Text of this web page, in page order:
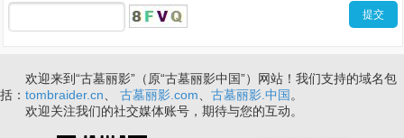
欢迎来到“古墓丽影”（原“古墓丽影中国”）网站！我们支持的域名包
括： tombraider.cn 古墓丽影.com 古墓丽影.中国 。
欢迎关注我们的社交媒体账号，期待与您的互动。